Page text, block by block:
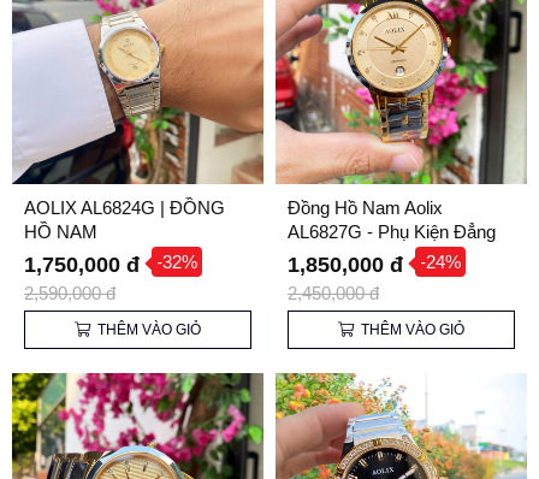
AOLIX AL6824G | ĐỒNG
HỒ NAM
1,750,000 đ -32%
2,590,000 đ
THÊM VÀO GIỎ
Đồng Hồ Nam Aolix
AL6827G - Phụ Kiện Đẳng
Cấp Thể Hiện Phong Độ
Phái Mạnh
1,850,000 đ -24%
2,450,000 đ
THÊM VÀO GIỎ